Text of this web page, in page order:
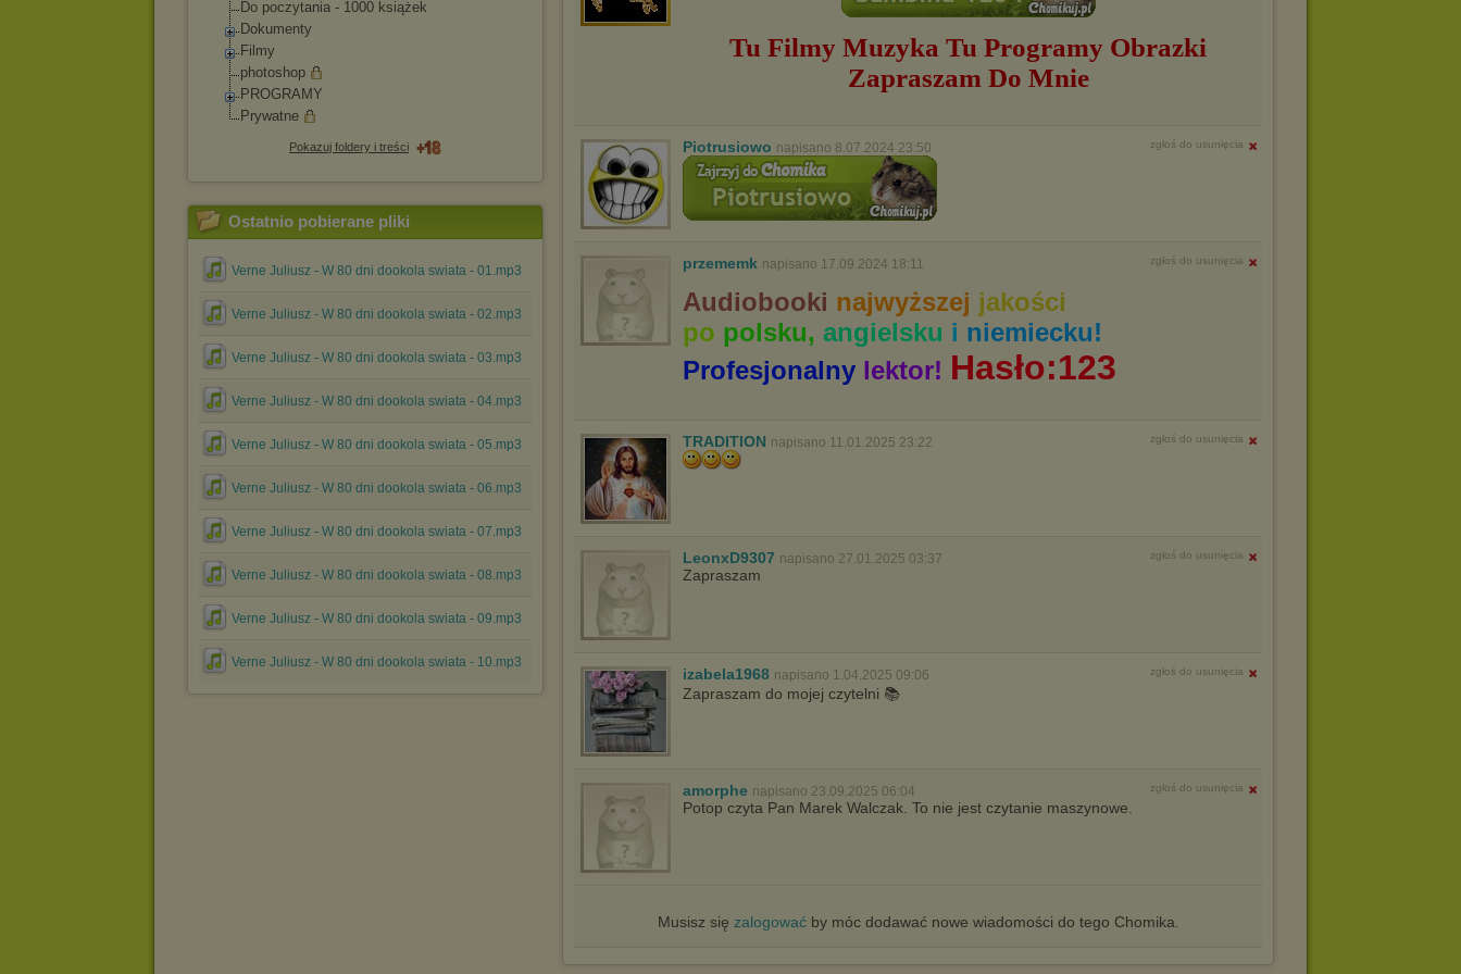
Wyrażenie sprzeciwu spowoduje, że wyświetlana Ci reklama nie
Istnieje możliwość zmiany ustawień przeglądarki internetowej w
sposób uniemożliwiający przechowywanie plików cookies na
internetowej.
Pełną informację na ten temat znajdziesz pod adresem
http://chomikuj.pl/PolitykaPrywatnosci.aspx.
Do poczytania - 1000 książek
Dokumenty
Filmy
photoshop
PROGRAMY
Prywatne
Pokazuj foldery i treści
Ostatnio pobierane pliki
Verne Juliusz - W 80 dni dookola swiata - 01.mp3
Verne Juliusz - W 80 dni dookola swiata - 02.mp3
Verne Juliusz - W 80 dni dookola swiata - 03.mp3
Verne Juliusz - W 80 dni dookola swiata - 04.mp3
Verne Juliusz - W 80 dni dookola swiata - 05.mp3
Verne Juliusz - W 80 dni dookola swiata - 06.mp3
Verne Juliusz - W 80 dni dookola swiata - 07.mp3
Verne Juliusz - W 80 dni dookola swiata - 08.mp3
Verne Juliusz - W 80 dni dookola swiata - 09.mp3
Verne Juliusz - W 80 dni dookola swiata - 10.mp3
Tu Filmy Muzyka Tu Programy Obrazki
Zapraszam Do Mnie
Piotrusiowo napisano 8.07.2024 23:50 zgłoś do usunięcia
przememk napisano 17.09.2024 18:11 zgłoś do usunięcia
Audiobooki najwyższej jakości
po polsku, angielsku i niemiecku!
Profesjonalny lektor! Hasło:123
TRADITION napisano 11.01.2025 23:22 zgłoś do usunięcia
LeonxD9307 napisano 27.01.2025 03:37 zgłoś do usunięcia
Zapraszam
izabela1968 napisano 1.04.2025 09:06 zgłoś do usunięcia
Zapraszam do mojej czytelni 📚
amorphe napisano 23.09.2025 06:04 zgłoś do usunięcia
Potop czyta Pan Marek Walczak. To nie jest czytanie maszynowe.
Musisz się zalogowaćby móc dodawać nowe wiadomości do tego Chomika.